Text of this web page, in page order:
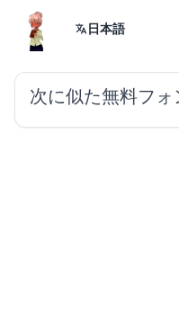
日本語
次に似た無料フォ